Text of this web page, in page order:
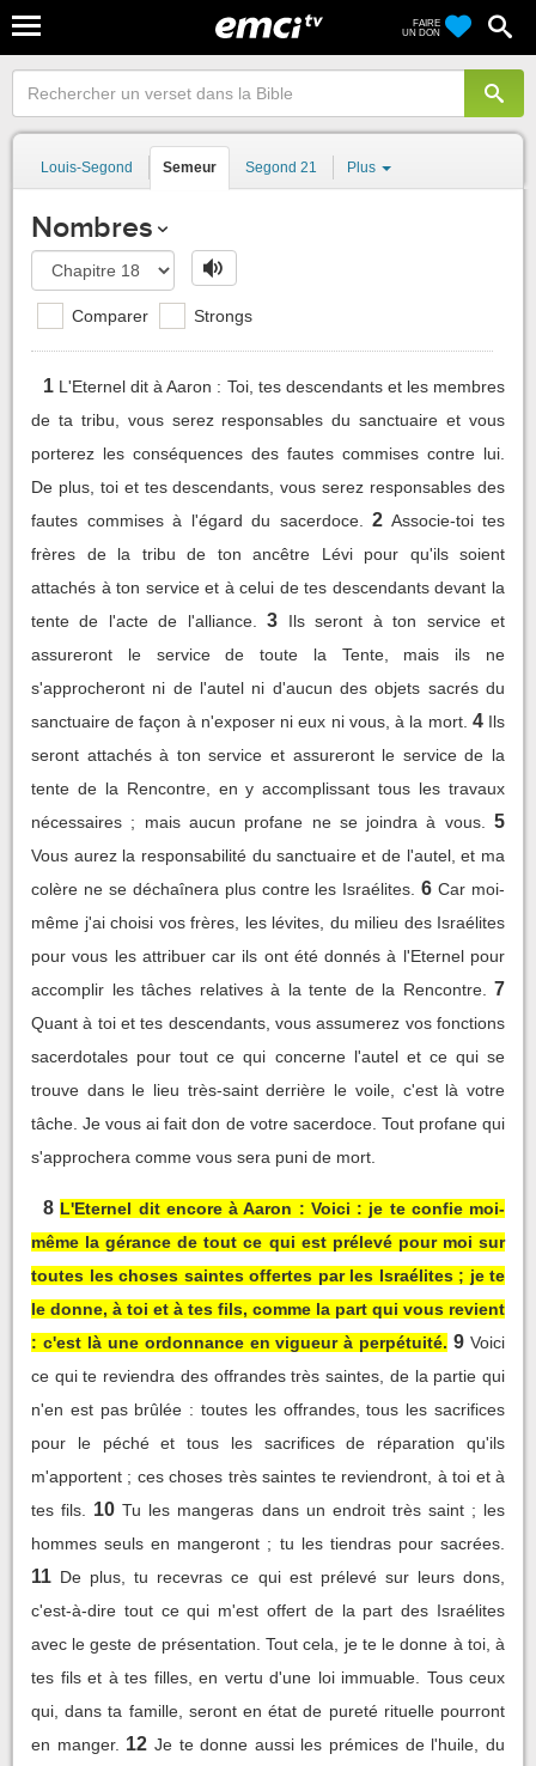
FAIRE
UN DON
Louis-Segond Semeur Segond 21 Plus
Nombres
Comparer Strongs
1 L'Eternel dit à Aaron : Toi, tes descendants et les membres
de ta tribu, vous serez responsables du sanctuaire et vous
porterez les conséquences des fautes commises contre lui.
De plus, toi et tes descendants, vous serez responsables des
fautes commises à l'égard du sacerdoce.
2 Associe-toi tes
frères de la tribu de ton ancêtre Lévi pour qu'ils soient
attachés à ton service et à celui de tes descendants devant la
tente de l'acte de l'alliance.
3
Ils seront à ton service et
assureront le service de toute la Tente, mais ils ne
s'approcheront ni de l'autel ni d'aucun des objets sacrés du
sanctuaire de façon à n'exposer ni eux ni vous, à la mort. 4 Ils
seront attachés à ton service et assureront le service de la
tente de la Rencontre, en y accomplissant tous les travaux
nécessaires ; mais aucun profane ne se joindra à vous.
5
Vous aurez la responsabilité du sanctuaire et de l'autel, et ma
colère ne se déchaînera plus contre les Israélites. 6 Car moi-
même j'ai choisi vos frères, les lévites, du milieu des Israélites
pour vous les attribuer car ils ont été donnés à l'Eternel pour
accomplir les tâches relatives à la tente de la Rencontre.
7
Quant à toi et tes descendants, vous assumerez vos fonctions
sacerdotales pour tout ce qui concerne l'autel et ce qui se
trouve dans le lieu très-saint derrière le voile, c'est là votre
tâche. Je vous ai fait don de votre sacerdoce. Tout profane qui
s'approchera comme vous sera puni de mort.
8 L'Eternel dit encore à Aaron : Voici : je te confie moi-
même la gérance de tout ce qui est prélevé pour moi sur
toutes les choses saintes offertes par les Israélites ; je te
le donne, à toi et à tes fils, comme la part qui vous revient
: c'est là une ordonnance en vigueur à perpétuité. 9 Voici
ce qui te reviendra des offrandes très saintes, de la partie qui
n'en est pas brûlée : toutes les offrandes, tous les sacrifices
pour le péché et tous les sacrifices de réparation qu'ils
m'apportent ; ces choses très saintes te reviendront, à toi et à
tes fils.
10 Tu les mangeras dans un endroit très saint ; les
hommes seuls en mangeront ; tu les tiendras pour sacrées.
11 De plus, tu recevras ce qui est prélevé sur leurs dons,
c'est-à-dire tout ce qui m'est offert de la part des Israélites
avec le geste de présentation. Tout cela, je te le donne à toi, à
tes fils et à tes filles, en vertu d'une loi immuable. Tous ceux
qui, dans ta famille, seront en état de pureté rituelle pourront
en manger. 12 Je te donne aussi les prémices de l'huile, du